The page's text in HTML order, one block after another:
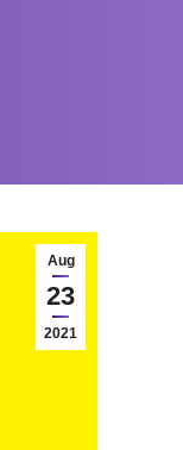
Aug
23
2021